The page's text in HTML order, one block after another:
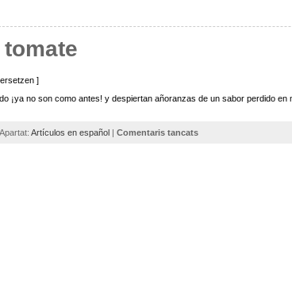
]
¡ya no son como antes! y despiertan añoranzas de un sabor perdido en
Artículos en español Comentaris tancats